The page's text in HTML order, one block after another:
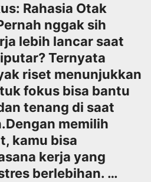
Rahasia Otak
nggak sih
lebih lancar saat
Ternyata
riset menunjukkan
fokus bisa bantu
tenang di saat
memilih
kamu bisa
kerja yang
berlebihan. …